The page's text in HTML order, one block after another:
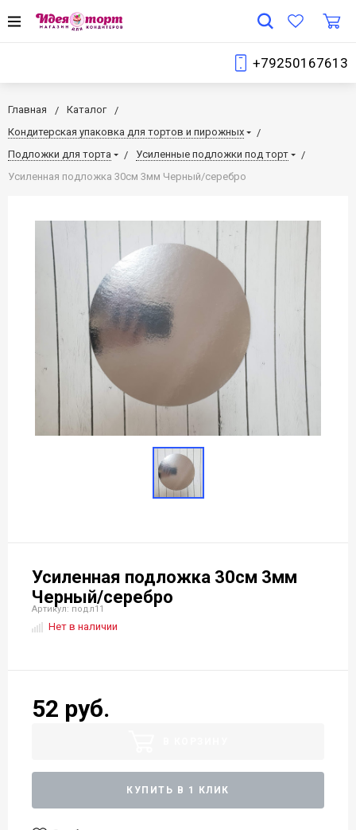
+79250167613
Главная
Каталог
Кондитерская упаковка для тортов и пирожных
Подложки для торта
Усиленные подложки под торт
Усиленная подложка 30см 3мм Черный/серебро
Усиленная подложка 30см 3мм
Черный/серебро
Артикул: подл11
Нет в наличии
52 руб.
КУПИТЬ В 1 КЛИК